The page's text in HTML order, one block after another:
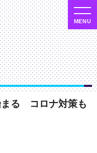
まる コロナ対策も